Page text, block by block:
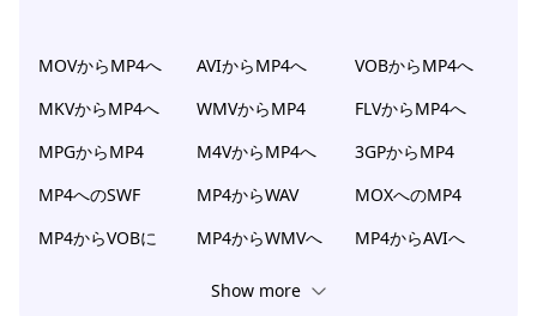
MOVからMP4へ AVIからMP4へ
VOBからMP4へ
MKVからMP4へ
WMVからMP4
FLVからMP4へ
MPGからMP4
M4VからMP4へ
3GPからMP4
MP4へのSWF
MP4からWAV
MOXへのMP4
MP4からVOBに
MP4からWMVへ MP4からAVIへ
Show more